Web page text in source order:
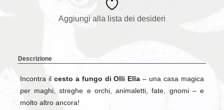
Aggiungi alla lista dei desideri
Descrizione
Incontra il cesto a fungo di Olli Ella– una casa magica
per maghi, streghe e orchi, animaletti, fate, gnomi – e
molto altro ancora!